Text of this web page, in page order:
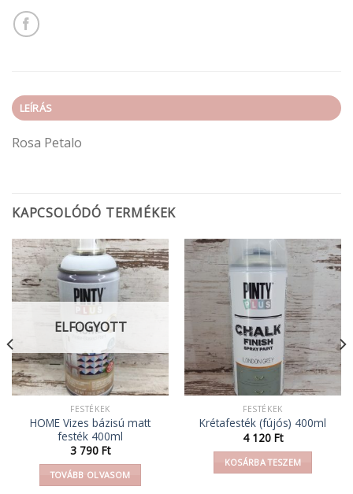
LEÍRÁS
Rosa Petalo
KAPCSOLÓDÓ TERMÉKEK
ELFOGYOTT
FESTÉKEK
HOME Vizes bázisú matt
festék 400ml
3 790 Ft
TOVÁBB OLVASOM
FESTÉKEK
Krétafesték (fújós) 400ml
4 120 Ft
KOSÁRBA TESZEM